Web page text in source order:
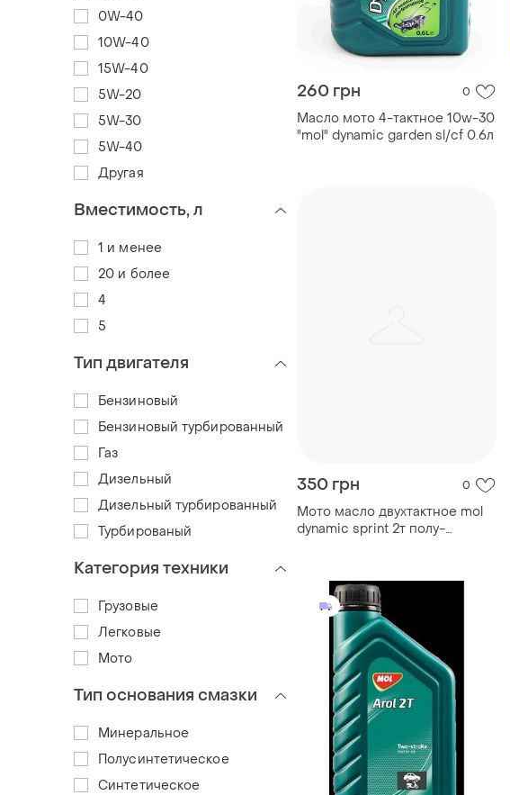
260 грн 0
Масло мото 4-тактное 10w-30
"mol" dynamic garden sl/cf 0.6л
350 грн 0
Мото масло двухтактное mol
dynamic sprint 2т полу-
0W-40
10W-40
15W-40
5W-20
5W-30
5W-40
Другая
Вместимость, л
1 и менее
20 и более
4
5
Тип двигателя
Бензиновый
Бензиновый турбированный
Газ
Дизельный
Дизельный турбированный
Турбированый
Категория техники
Грузовые
Легковые
Мото
Тип основания смазки
Минеральное
Полусинтетическое
Синтетическое